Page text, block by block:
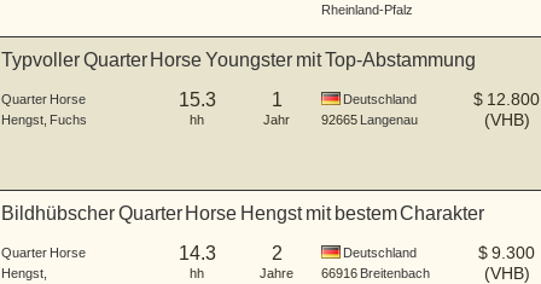
Rheinland-Pfalz
Typvoller Quarter Horse Youngster mit Top-Abstammung
Quarter Horse
Hengst Fuchs
15.3
hh
1
Jahr
Deutschland
92665 Langenau
$ 12.800
(VHB)
Bildhübscher Quarter Horse Hengst mit bestem Charakter
Quarter Horse
Hengst
14.3
hh
2
Jahre
Deutschland
66916 Breitenbach
$9.300
(VHB)